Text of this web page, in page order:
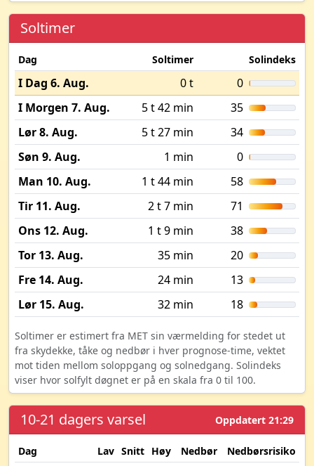
Soltimer
Dag Soltimer Solindeks
I Dag 6. Aug. 0 t
0
I Morgen 7. Aug.
5 t 42 min
35
Lør 8. Aug.
5 t 27 min
34
Søn 9. Aug.
1 min
0
Man 10. Aug.
1 t 44 min
58
Tir 11. Aug.
2 t 7 min
71
Ons 12. Aug.
1 t 9 min
38
Tor 13. Aug.
35 min
20
Fre 14. Aug.
24 min
13
Lør 15. Aug.
32 min 18
Soltimer er estimert fra MET sin værmelding for stedet ut
fra skydekke, tåke og nedbør i hver prognose-time, vektet
mot tiden mellom soloppgang og solnedgang. Solindeks
viser hvor solfylt døgnet er på en skala fra 0 til 100.
10-21 dagers varsel Oppdatert 21:29
Dag Lav Snitt Høy Nedbør Nedbørsrisiko